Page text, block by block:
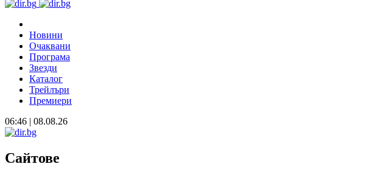
Новини
Очаквани
Програма
Звезди
Каталог
Трейлъри
Премиери
06:46 | 08.08.26
Сайтове